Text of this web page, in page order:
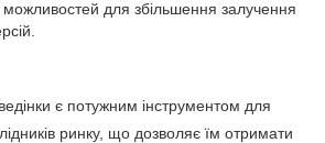
можливостей для збільшення залучення
є потужним інструментом для
ринку, що дозволяє їм отримати